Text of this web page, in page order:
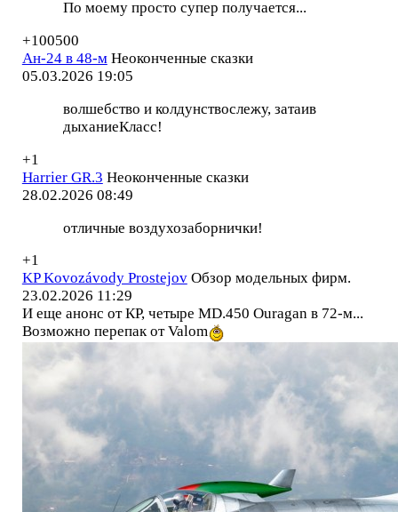
По моему просто супер получается...
+100500
Ан-24 в 48-м Неоконченные сказки
05.03.2026 19:05
волшебство и колдунствослежу, затаив
дыханиеКласс!
+1
Harrier GR.3 Неоконченные сказки
28.02.2026 08:49
отличные воздухозаборнички!
+1
KP Kovozávody Prostejov Обзор модельных фирм.
23.02.2026 11:29
И еще анонс от КР, четыре MD.450 Ouragan в 72-м...
Возможно перепак от Valom